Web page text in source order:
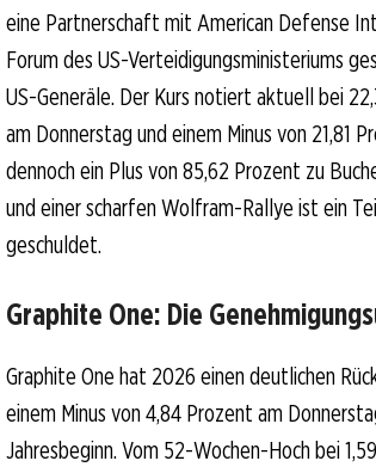
eine Partnerschaft mit American Defense
Forum des US-Verteidigungsministeriums
US-Generäle. Der Kurs notiert aktuell bei
am Donnerstag und einem Minus von 21,81
dennoch ein Plus von 85,62 Prozent zu
und einer scharfen Wolfram-Rallye ist ein
geschuldet.
Graphite One: Die
Graphite One hat 2026 einen deutlichen
einem Minus von 4,84 Prozent am
Jahresbeginn. Vom 52-Wochen-Hoch bei